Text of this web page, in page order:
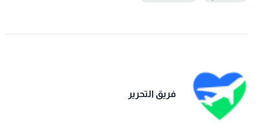
فريق التحرير